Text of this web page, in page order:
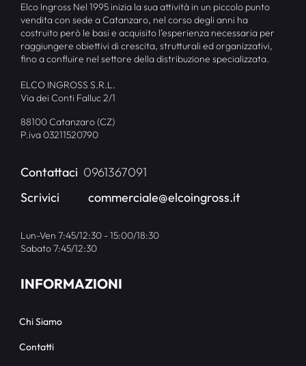
Elco Ingross Nel 1995 inizia la sua attività in un piccolo punto
vendita con sede a Catanzaro, nel corso degli anni ha
costruito però le basi e acquisito l’esperienza necessaria per
raggiungere obiettivi di crescita, strutturali ed organizzativi,
fino a confluire nel settore della distribuzione specializzata.
ELCO INGROSS S.R.L.
Via dei Conti Falluc 2/1
88100 Catanzaro (CZ)
P.iva 03211520790
Contattaci 0961367091
Scrivici
commerciale@elcoingross.it
Lun-Ven 7:45/12:30 - 15:00/18:30
Sabato 7:45/12:30
INFORMAZIONI
Chi Siamo
Contatti